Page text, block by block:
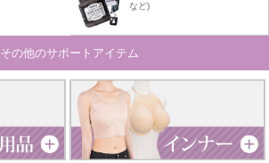
など)
その他のサポートアイテム